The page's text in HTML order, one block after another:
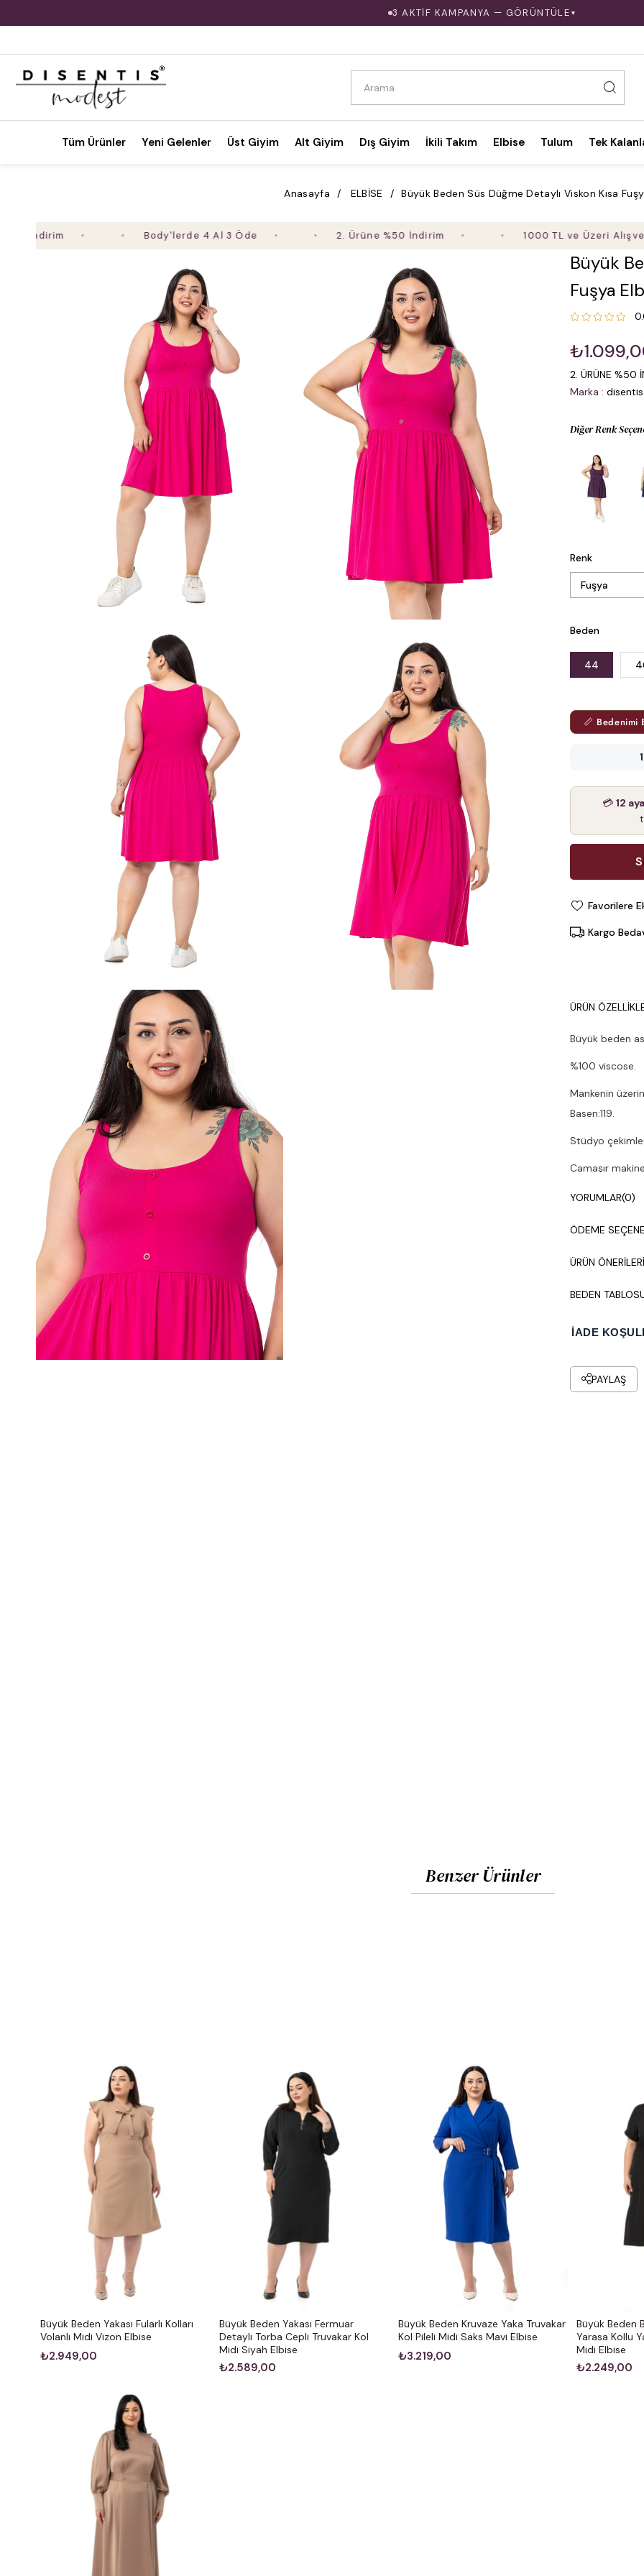
3 AKTİF KAMPANYA — GÖRÜNTÜLE ▼
Tüm Ürünler Yeni Gelenler Üst Giyim Alt Giyim Dış Giyim İkili Takım Elbise Tulum Tek
Anasayfa ELBİSE Büyük Beden Süs Düğme Detaylı Viskon Kısa
Body'lerde 4 Al 3 Öde 2. Ürüne %50 İndirim 1000 TL ve Üzeri Alışverişte
Büyük
Fuşya
2. ÜRÜNE %50
Marka : disentis
Diğer Renk
Renk
Beden
44
📏 Bedenimi
💳12
Favorilere
Kargo
ÜRÜN
Büyük beden
%100 viscose.
Mankenin
Basen:119.
Stüdyo
Çamaşır
YORUMLAR(0)
ÖDEME
ÜRÜN ÖNERILERI
BEDEN
İADE
PAYLAŞ
Benzer Ürünler
Büyük Beden Yakası Fularlı Kolları
Volanlı Midi Vizon Elbise
₺2.949,00
Büyük Beden Yakası Fermuar
Detaylı Torba Cepli Truvakar Kol
Midi Siyah Elbise
₺2.589,00
Büyük Beden Kruvaze Yaka Truvakar
Kol Pileli Midi Saks Mavi Elbise
₺3.219,00
Büyük Beden
Yarasa Kollu
Midi Elbise
₺2.249,00